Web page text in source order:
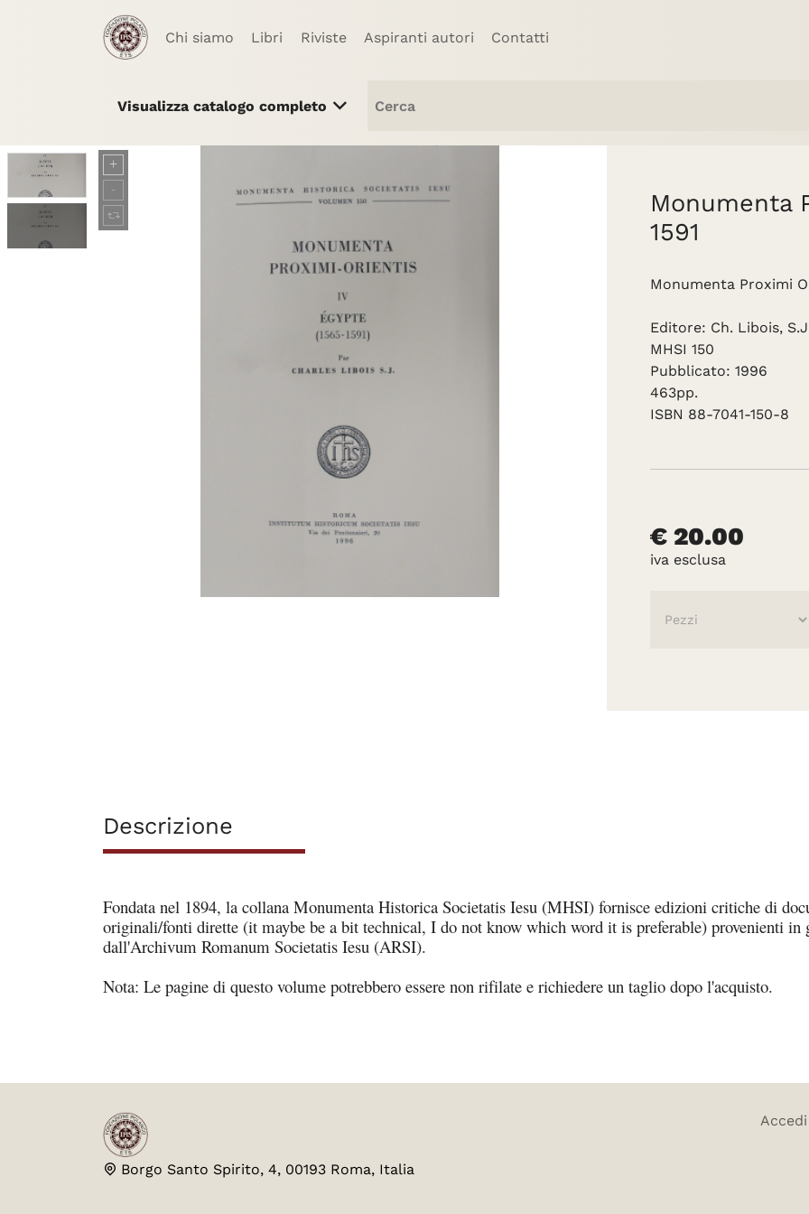
Chi siamo Libri Riviste Aspiranti autori Contatti
Visualizza catalogo completo
Monumenta
1591
Monumenta Proximi
Editore: Ch. Libois,
MHSI 150
Pubblicato: 1996
463pp.
ISBN 88-7041-150-8
€ 20.00
iva esclusa
Descrizione
Fondata nel 1894, la collana Monumenta Historica Societatis Iesu (MHSI) fornisce edizioni critiche di
originali/fonti dirette (it maybe be a bit technical, I do not know which word it is preferable) provenienti in
dall'Archivum Romanum Societatis Iesu (ARSI).
Nota: Le pagine di questo volume potrebbero essere non rifilate e richiedere un taglio dopo l'acquisto.
Borgo Santo Spirito, 4, 00193 Roma, Italia
Accedi